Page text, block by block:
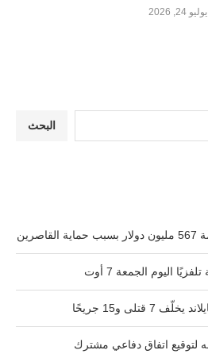
يوليو 24, 2026
البحث
اليوم الجمعة 7 أوت
و15 جريحًا
لتوقيع اتفاق دفاعي مشترك